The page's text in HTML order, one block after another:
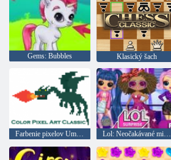
Gems: Bubbles Klasický šach
Farbenie pixelov Umenie klasiky Lol: Neočakávané milénia